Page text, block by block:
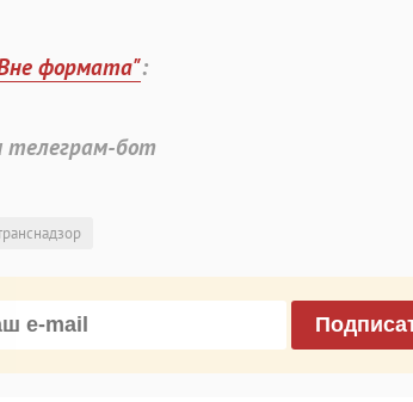
формата":
телеграм-бот